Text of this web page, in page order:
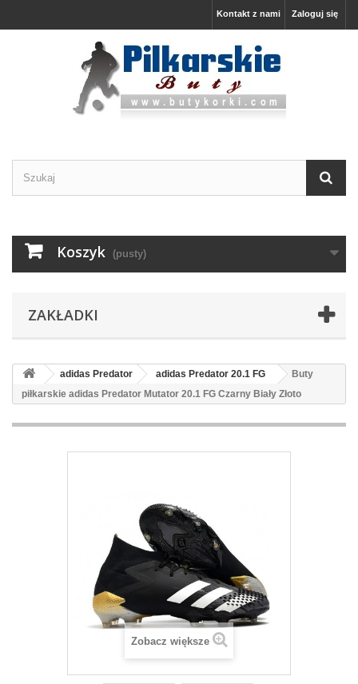
Zaloguj się
Kontakt z nami
Koszyk (pusty)
ZAKŁADKI
adidas Predator adidas Predator 20.1 FG
Buty
piłkarskie adidas Predator Mutator 20.1 FG Czarny Biały Złoto
Zobacz większe